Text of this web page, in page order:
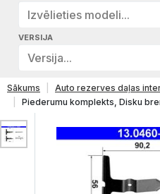
Izvēlieties modeli...
VERSIJA
Versija...
Sākums
Auto rezerves daļas
Piederumu komplekts, Disku